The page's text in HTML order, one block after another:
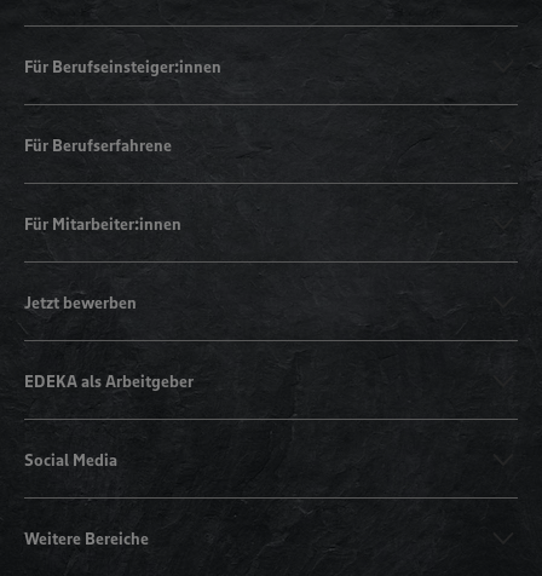
Für Berufseinsteiger:innen
Für Berufserfahrene
Für Mitarbeiter:innen
Jetzt bewerben
EDEKA als Arbeitgeber
Social Media
Weitere Bereiche